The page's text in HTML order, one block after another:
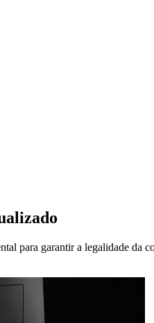
para garantir a legalidade da